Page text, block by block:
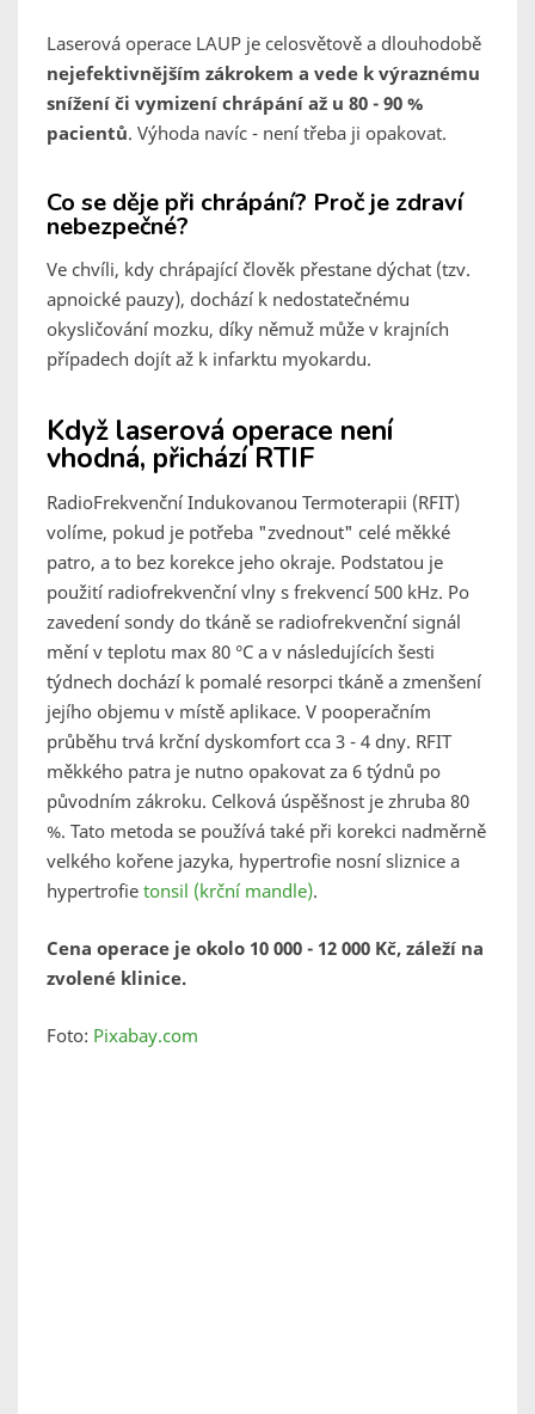
Laserová operace LAUP je celosvětově a dlouhodobě
nejefektivnějším zákrokem a vede k výraznému
snížení či vymizení chrápání až u 80 - 90 %
pacientů. Výhoda navíc - není třeba ji opakovat.
Co se děje při chrápání? Proč je zdraví
nebezpečné?
Ve chvíli, kdy chrápající člověk přestane dýchat (tzv.
apnoické pauzy), dochází k nedostatečnému
okysličování mozku, díky němuž může v krajních
případech dojít až k infarktu myokardu.
Když laserová operace není
vhodná, přichází RTIF
RadioFrekvenční Indukovanou Termoterapii (RFIT)
volíme, pokud je potřeba "zvednout" celé měkké
patro, a to bez korekce jeho okraje. Podstatou je
použití radiofrekvenční vlny s frekvencí 500 kHz. Po
zavedení sondy do tkáně se radiofrekvenční signál
mění v teplotu max 80 °C a v následujících šesti
týdnech dochází k pomalé resorpci tkáně a zmenšení
jejího objemu v místě aplikace. V pooperačním
průběhu trvá krční dyskomfort cca 3 - 4 dny. RFIT
měkkého patra je nutno opakovat za 6 týdnů po
původním zákroku. Celková úspěšnost je zhruba 80
%. Tato metoda se používá také při korekci nadměrně
velkého kořene jazyka, hypertrofie nosní sliznice a
hypertrofie tonsil (krční mandle).
Cena operace je okolo 10 000 - 12 000 Kč, záleží na
zvolené klinice.
Foto: Pixabay.com